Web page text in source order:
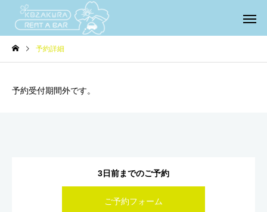
予約詳細
予約受付期間外です。
3日前までのご予約
ご予約フォーム